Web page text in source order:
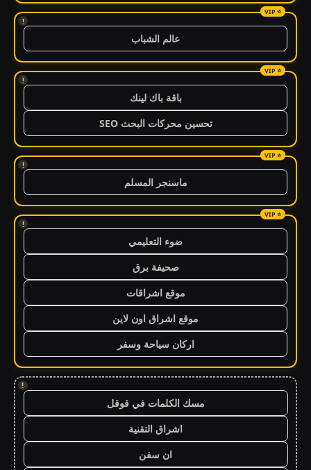
!
عالم الشباب
!
باقة باك لينك
تحسين محركات البحث SEO
!
ماسنجر المسلم
!
ضوء التعليمي
صحيفة برق
موقع اشراقات
موقع اشراق اون لاين
اركان سياحة وسفر
!
مسك الكلمات في قوقل
اشراق التقنية
ان سفن